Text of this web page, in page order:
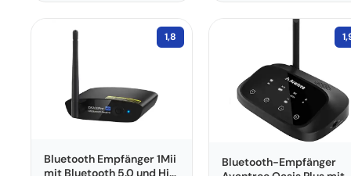
1,8
Bluetooth Empfänger 1Mii
mit Bluetooth 5.0 und HiFi
Bluetooth-Empfänger